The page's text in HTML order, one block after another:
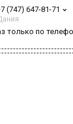
(747) 647-81-71
только по